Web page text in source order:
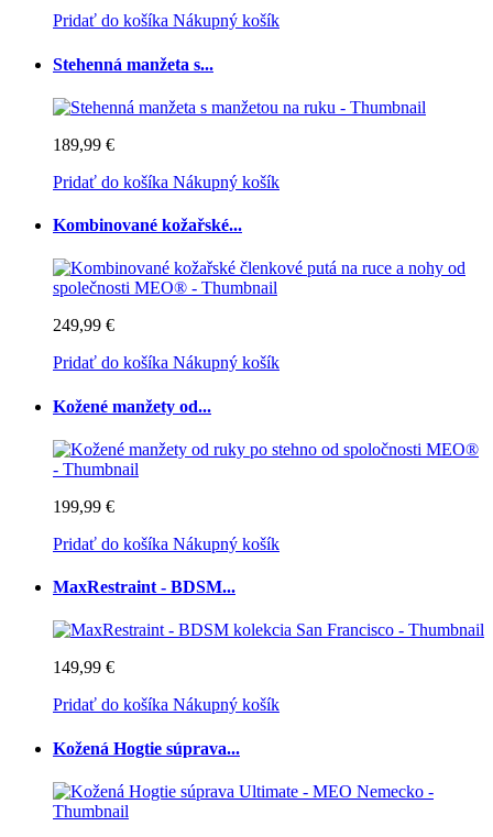
Pridať do košíka Nákupný košík
Stehenná manžeta s...
189,99 €
Pridať do košíka Nákupný košík
Kombinované kožařské...
249,99 €
Pridať do košíka Nákupný košík
Kožené manžety od...
199,99 €
Pridať do košíka Nákupný košík
MaxRestraint - BDSM...
149,99 €
Pridať do košíka Nákupný košík
Kožená Hogtie súprava...